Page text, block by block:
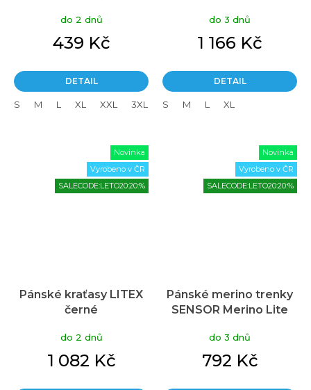
do 2 dnů
439 Kč
DETAIL
S M L XL XXL 3XL
černošedá
do 3 dnů
1 166 Kč
DETAIL
S M L XL
Novinka
Vyrobeno v ČR
SALECODE:LETO20:20:%
Pánské kraťasy LITEX
černé
do 2 dnů
1 082 Kč
Novinka
Vyrobeno v ČR
SALECODE:LETO20:20:%
Pánské merino trenky
SENSOR Merino Lite
do 3 dnů
792 Kč